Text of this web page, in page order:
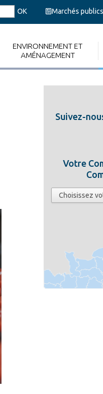
Marchés publics
ENVIRONNEMENT ET
AMÉNAGEMENT
Suivez-
Votre